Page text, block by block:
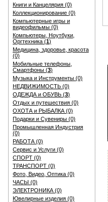
Книги и Канцелярия (0)
Коллекционирование (0)
Компьютерные игры и
видеофильмы (0)
Компьютеры, Ноутбуки,
Оргтехника (1)
Медицина, здоровье, красота
(0)
Мобильные телефоны,
Смартфоны (3)
Музыка и Инструменты (0)
НЕДВИЖИМОСТЬ (0)
ОДЕЖДА и ОБУВЬ (3)
Отдых и путешествия (0)
ОХОТА и РЫБАЛКА (0)
Подарки и Сувениры (0)
Промышленная Индустрия
(0)
РАБОТА (0)
Сервис и Услуги (0)
СПОРТ (0)
ТРАНСПОРТ (0)
Фото, Видео, Оптика (0)
ЧАСЫ (0)
ЭЛЕКТРОНИКА (0)
Ювелирные изделия (0)